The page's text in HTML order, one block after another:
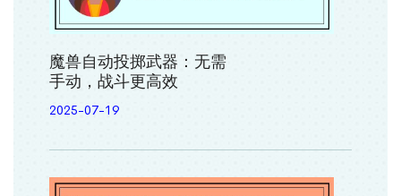
魔兽自动投掷武器：无需
手动，战斗更高效
2025-07-19